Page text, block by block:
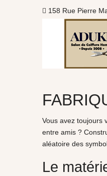
158 Rue Pierre
Vous avez toujours
entre amis ?
aléatoire des
Le